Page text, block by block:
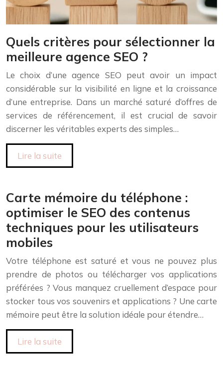
Quels critères pour sélectionner la
meilleure agence SEO ?
Le choix d’une agence SEO peut avoir un impact
considérable sur la visibilité en ligne et la croissance
d’une entreprise. Dans un marché saturé d’offres de
services de référencement, il est crucial de savoir
discerner les véritables experts des simples…
Lire la suite
Carte mémoire du téléphone :
optimiser le SEO des contenus
techniques pour les utilisateurs
mobiles
Votre téléphone est saturé et vous ne pouvez plus
prendre de photos ou télécharger vos applications
préférées ? Vous manquez cruellement d’espace pour
stocker tous vos souvenirs et applications ? Une carte
mémoire peut être la solution idéale pour étendre…
Lire la suite